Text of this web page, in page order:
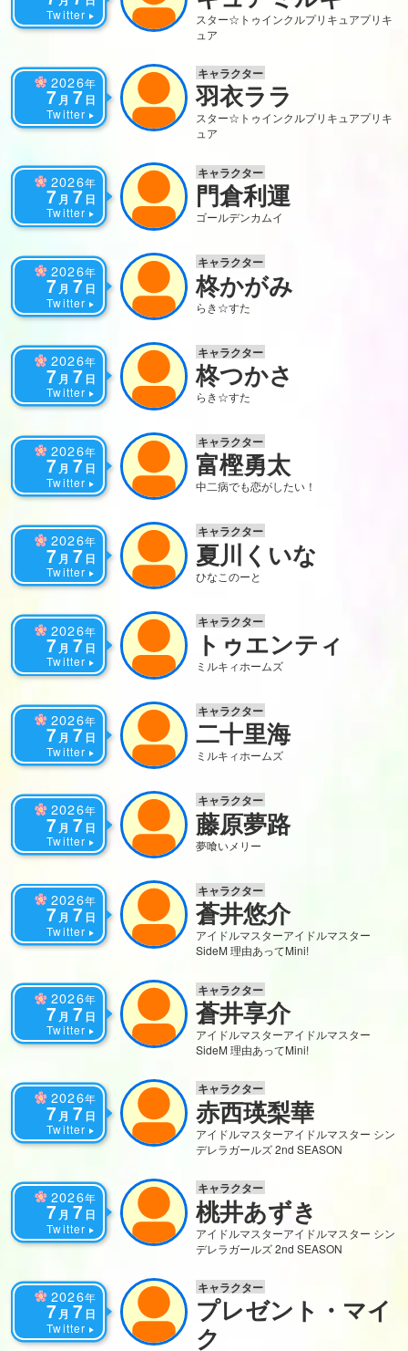
Twitter スター☆トゥインクルプリキュアプリキ
ュア
2026年
7月 7 日
Twitter
キャラクター
羽衣ララ
スター☆トゥインクルプリキュアプリキ
ュア
2026年
7月 7 日
Twitter
キャラクター
門倉利運
ゴールデンカムイ
2026年
7月 7 日
Twitter
キャラクター
柊かがみ
らき☆すた
2026年
7月 7 日
Twitter
キャラクター
柊つかさ
らき☆すた
2026年
7月 7 日
Twitter
キャラクター
富樫勇太
中二病でも恋がしたい！
2026年
7 月 7 日
Twitter
キャラクター
夏川くいな
ひなこのーと
2026年
7月 7 日
Twitter
キャラクター
トゥエンティ
ミルキィホームズ
2026年
7月 7 日
Twitter
キャラクター
二十里海
ミルキィホームズ
2026年
7月 7 日
Twitter
キャラクター
藤原夢路
夢喰いメリー
2026年
7月 7 日
Twitter
キャラクター
蒼井悠介
アイドルマスターアイドルマスター
SideM 理由あってMini!
2026年
7月 7 日
Twitter
キャラクター
蒼井享介
アイドルマスターアイドルマスター
SideM 理由あってMini!
2026年
7月 7 日
Twitter
キャラクター
赤西瑛梨華
アイドルマスターアイドルマスター シン
デレラガールズ 2nd SEASON
2026年
7月 7 日
Twitter
キャラクター
桃井あずき
アイドルマスターアイドルマスター シン
デレラガールズ 2nd SEASON
2026年
7月 7 日
Twitter
キャラクター
プレゼント・マイ
ク